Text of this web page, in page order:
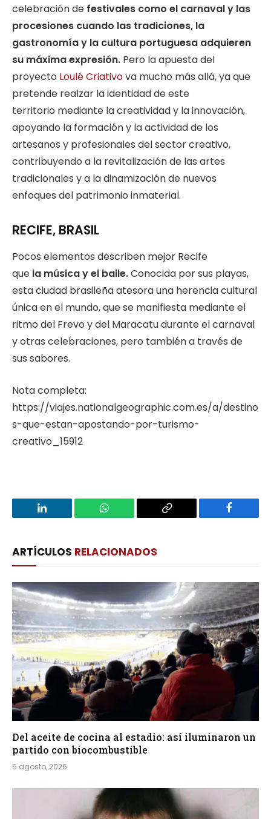
celebración de festivales como el carnaval y las
procesiones cuando las tradiciones, la
gastronomía y la cultura portuguesa adquieren
su máxima expresión. Pero la apuesta del
proyecto Loulé Criativova mucho más allá, ya que
pretende realzar la identidad de este
territorio mediante la creatividad y la innovación,
apoyando la formación y la actividad de los
artesanos y profesionales del sector creativo,
contribuyendo a la revitalización de las artes
tradicionales y a la dinamización de nuevos
enfoques del patrimonio inmaterial.
RECIFE, BRASIL
Pocos elementos describen mejor Recife
que la música y el baile.Conocida por sus playas,
esta ciudad brasileña atesora una herencia cultural
única en el mundo, que se manifiesta mediante el
ritmo del Frevo y del Maracatu durante el carnaval
y otras celebraciones, pero también a través de
sus sabores.
Nota completa:
https://viajes.nationalgeographic.com.es/a/destino
s-que-estan-apostando-por-turismo-
creativo_15912
LinkedIn WhatsApp
Copy
Facebook
ARTÍCULOS RELACIONADOS
Del aceite de cocina al estadio: así iluminaron un
partido con biocombustible
5 agosto, 2026